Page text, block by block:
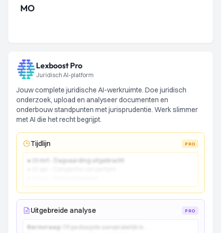
MO
Lexboost Pro
Juridisch AI-platform
Jouw complete juridische AI-werkruimte. Doe juridisch
onderzoek, upload en analyseer documenten en
onderbouw standpunten met jurisprudentie. Werk slimmer
met AI die het recht begrijpt.
Tijdlijn PRO
● 15 mrt - Dagvaarding uitgebracht
Uitgebreide analyse PRO
Kernvraag: